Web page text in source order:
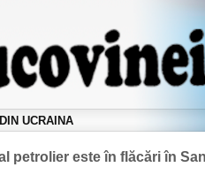
UCRAINA
petrolier este în flăcări în